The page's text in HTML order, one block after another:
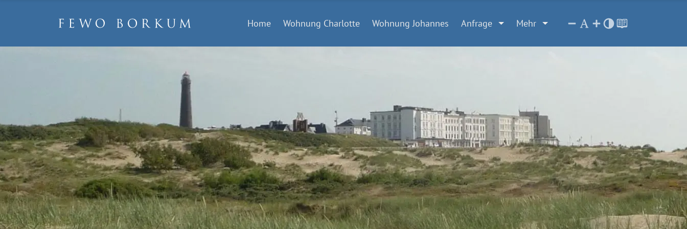
Home Wohnung Charlotte Wohnung Johannes Anfrage Mehr